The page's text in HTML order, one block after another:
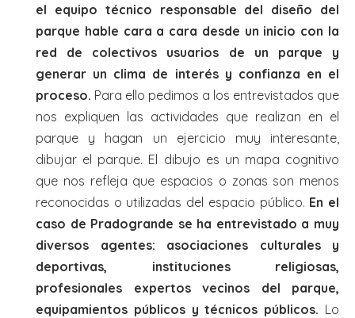
el equipo técnico responsable del diseño del
parque hable cara a cara desde un inicio con la
red de colectivos usuarios de un parque y
generar un clima de interés y confianza en el
proceso. Para ello pedimos a los entrevistados que
nos expliquen las actividades que realizan en el
parque y hagan un ejercicio muy interesante,
dibujar el parque. El dibujo es un mapa cognitivo
que nos refleja que espacios o zonas son menos
reconocidas o utilizadas del espacio público. En el
caso de Pradogrande se ha entrevistado a muy
diversos agentes: asociaciones culturales y
deportivas, instituciones religiosas,
profesionales expertos vecinos del parque,
equipamientos públicos y técnicos públicos. Lo